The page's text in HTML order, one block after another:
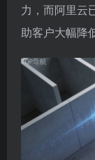
力，而阿里云
助客户大幅降